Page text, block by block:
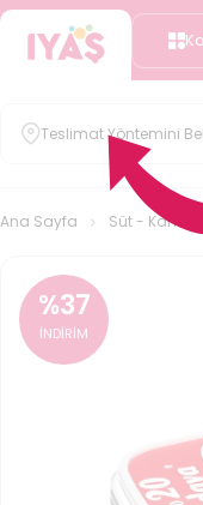
Teslimat Yöntemini
Ana Sayfa Süt -
%37
İNDİRİM